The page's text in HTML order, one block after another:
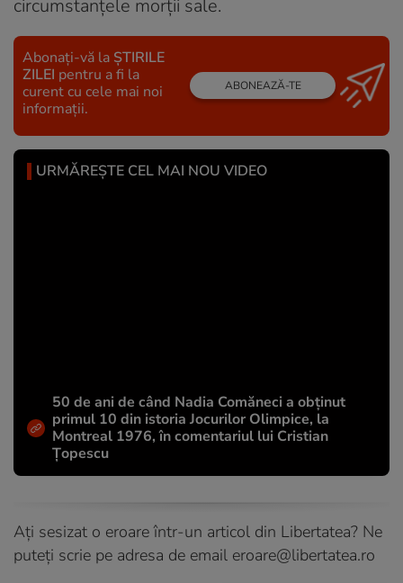
circumstanțele morții sale.
Abonați-vă la ȘTIRILE
ZILEI pentru a fi la
curent cu cele mai noi
informații.
ABONEAZĂ-TE
URMĂREȘTE CEL MAI NOU VIDEO
50 de ani de când Nadia Comăneci a obţinut
primul 10 din istoria Jocurilor Olimpice, la
Montreal 1976, în comentariul lui Cristian
Țopescu
Ați sesizat o eroare într-un articol din Libertatea? Ne
puteți scrie pe adresa de email eroare@libertatea.ro